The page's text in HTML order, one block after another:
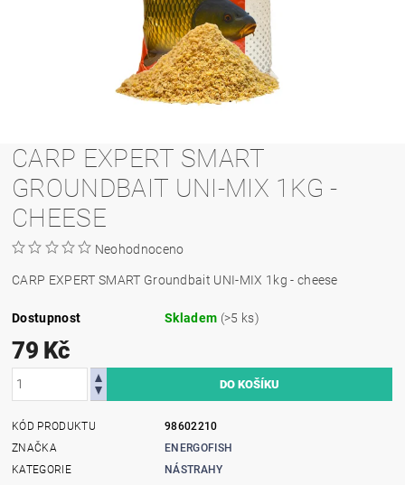
CARP EXPERT SMART
GROUNDBAIT UNI-MIX 1KG -
CHEESE
Neohodnoceno
CARP EXPERT SMART Groundbait UNI-MIX 1kg - cheese
Dostupnost Skladem (>5 ks)
79 Kč
KÓD PRODUKTU
98602210
ZNAČKA
ENERGOFISH
KATEGORIE
NÁSTRAHY